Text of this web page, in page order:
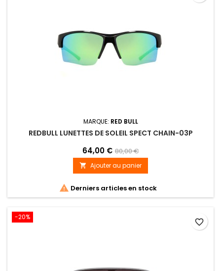
MARQUE: RED BULL
REDBULL LUNETTES DE SOLEIL SPECT CHAIN-03P
64,00 € 80,00 €
 Ajouter au panier
 Derniers articles en stock
-20%
favorite_border